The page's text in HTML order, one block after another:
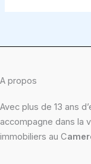
A propos
Avec plus de 13 ans
accompagne dans la
immobiliers au C